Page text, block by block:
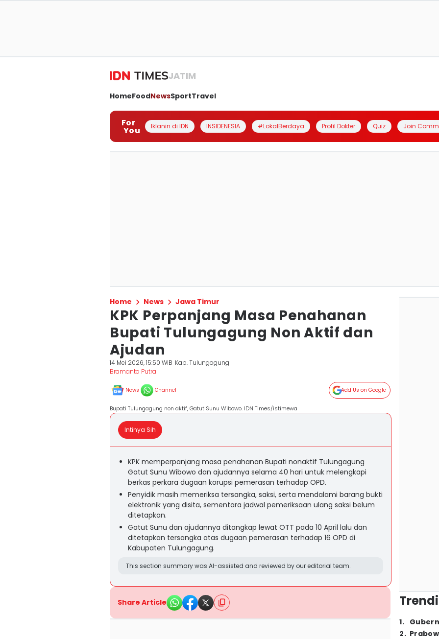
JATIM
HomeFoodNewsSportTravel
For
You Iklanin di IDN INSIDENESIA #LokalBerdaya Profil Dokter Quiz Join
Home News Jawa Timur
KPK Perpanjang Masa Penahanan
Bupati Tulungagung Non Aktif dan
Ajudan
14 Mei 2026, 15:50 WIB Kab. Tulungagung
Bramanta Putra
News Channel Add Us on Google
Bupati Tulungagung non aktif, Gatut Sunu Wibowo. IDN Times/istimewa
Intinya Sih
KPK memperpanjang masa penahanan Bupati nonaktif Tulungagung
Gatut Sunu Wibowo dan ajudannya selama 40 hari untuk melengkapi
berkas perkara dugaan korupsi pemerasan terhadap OPD.
Penyidik masih memeriksa tersangka, saksi, serta mendalami barang bukti
elektronik yang disita, sementara jadwal pemeriksaan ulang saksi belum
ditetapkan.
Gatut Sunu dan ajudannya ditangkap lewat OTT pada 10 April lalu dan
ditetapkan tersangka atas dugaan pemerasan terhadap 16 OPD di
Kabupaten Tulungagung.
This section summary was AI-assisted and reviewed by our editorial team.
Share Article
1.
2.